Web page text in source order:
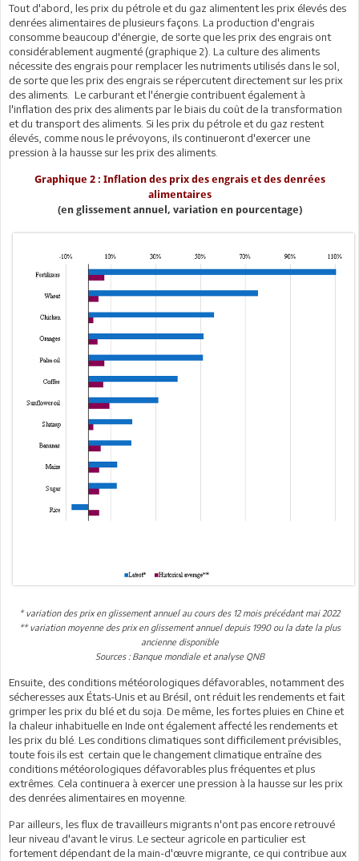
Tout d'abord, les prix du pétrole et du gaz alimentent les prix élevés des
denrées alimentaires de plusieurs façons. La production d'engrais
consomme beaucoup d'énergie, de sorte que les prix des engrais ont
considérablement augmenté (graphique 2). La culture des aliments
nécessite des engrais pour remplacer les nutriments utilisés dans le sol,
de sorte que les prix des engrais se répercutent directement sur les prix
des aliments. Le carburant et l'énergie contribuent également à
l'inflation des prix des aliments par le biais du coût de la transformation
et du transport des aliments. Si les prix du pétrole et du gaz restent
élevés, comme nous le prévoyons, ils continueront d'exercer une
pression à la hausse sur les prix des aliments.
Graphique 2 : Inflation des prix des engrais et des denrées
alimentaires
(en glissement annuel, variation en pourcentage)
* variation des prix en glissement annuel au cours des 12 mois précédant mai 2022
** variation moyenne des prix en glissement annuel depuis 1990 ou la date la plus
ancienne disponible
Sources : Banque mondiale et analyse QNB
Ensuite, des conditions météorologiques défavorables, notamment des
sécheresses aux États-Unis et au Brésil, ont réduit les rendements et fait
grimper les prix du blé et du soja. De même, les fortes pluies en Chine et
la chaleur inhabituelle en Inde ont également affecté les rendements et
les prix du blé. Les conditions climatiques sont difficilement prévisibles,
toute fois ils est certain que le changement climatique entraîne des
conditions météorologiques défavorables plus fréquentes et plus
extrêmes. Cela continuera à exercer une pression à la hausse sur les prix
des denrées alimentaires en moyenne.
Par ailleurs, les flux de travailleurs migrants n'ont pas encore retrouvé
leur niveau d'avant le virus. Le secteur agricole en particulier est
fortement dépendant de la main-d'œuvre migrante, ce qui contribue aux